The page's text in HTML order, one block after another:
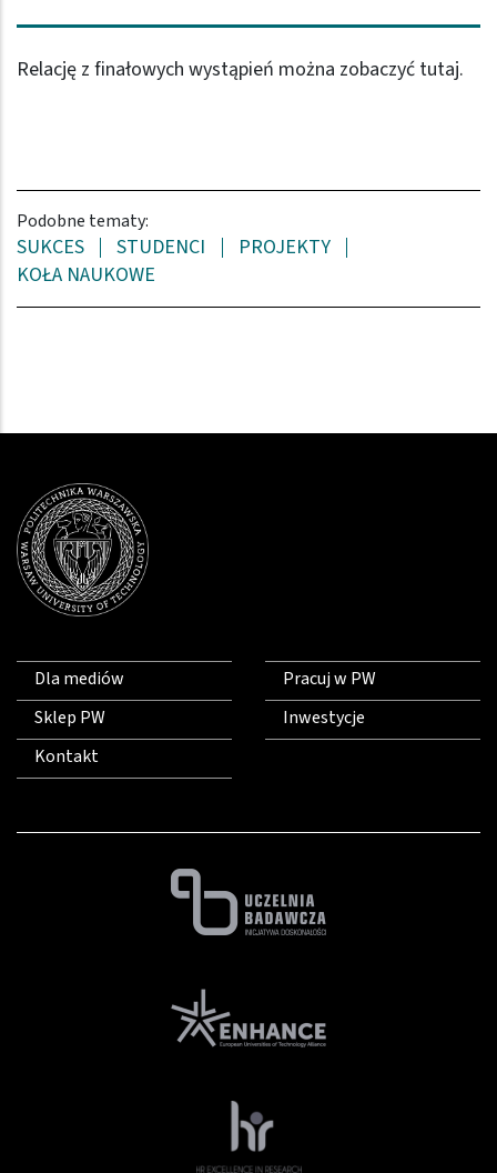
Relację z finałowych wystąpień można zobaczyć tutaj.
Podobne tematy:
SUKCES STUDENCI
PROJEKTY
KOŁA NAUKOWE
Dla mediów
Sklep PW
Kontakt
Pracuj w PW
Inwestycje